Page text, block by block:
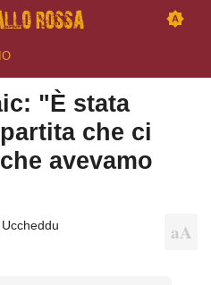
"È stata
che ci
avevamo